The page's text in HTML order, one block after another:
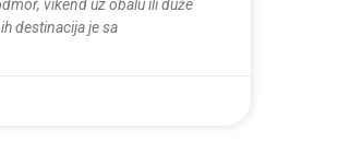
vikend uz obalu ili duže
destinacija je sa